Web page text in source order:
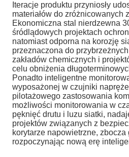
Iteracje produktu przyniosły
materiałów do zróżnicowanych
Ekonomiczna stal nierdzewna
śródlądowych projektach
natomiast odporna na korozję
przeznaczona do
zakładów chemicznych i
celu obniżenia
Ponadto inteligentne
wyposażonej w czujniki
pilotażowego zastosowania
możliwości monitorowania w
pęknięć drutu i luzu siatki,
projektów związanych z
korytarze napowietrzne, zbocza
rozpoczynając nową erę